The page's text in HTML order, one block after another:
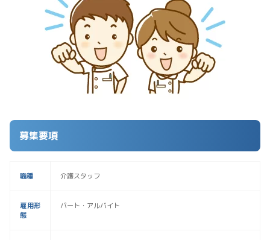
募集要項
職種 介護スタッフ
雇用形
態
パート・アルバイト